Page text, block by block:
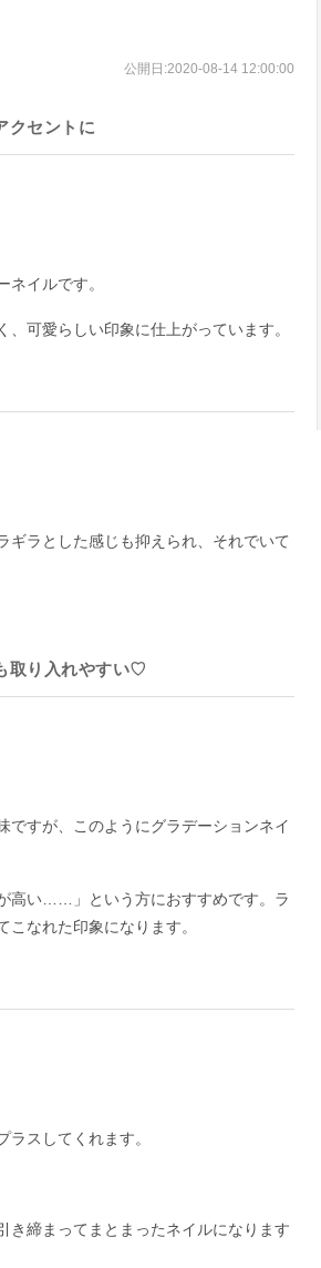
公開日:2020-08-14 12:00:00
クセントに
イルです。
可愛らしい印象に仕上がっています。
ギラとした感じも抑えられ、それでいて
取り入れやすい♡
ですが、このようにグラデーションネイ
高い……」という方におすすめです。ラ
なれた印象になります。
スしてくれます。
き締まってまとまったネイルになります